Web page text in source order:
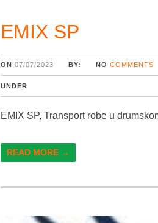
EMIX SP
ON 07/07/2023 BY: NO COMMENTS
UNDER
EMIX SP, Transport robe u
READ MORE →